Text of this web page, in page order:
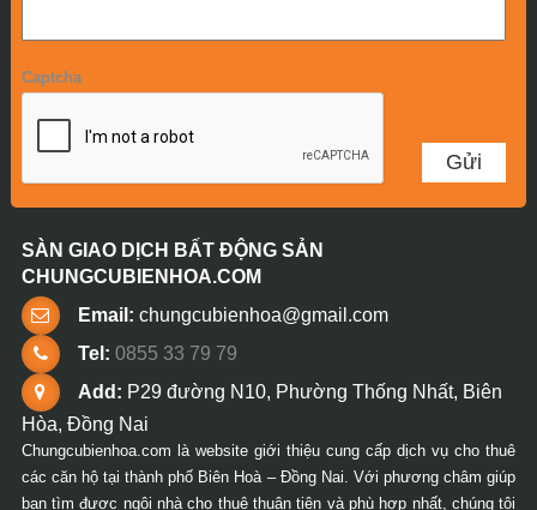
Captcha
SÀN GIAO DỊCH BẤT ĐỘNG SẢN
CHUNGCUBIENHOA.COM
Email: chungcubienhoa@gmail.com
Tel: 0855 33 79 79
Add: P29 đường N10, Phường Thống Nhất, Biên
Hòa, Đồng Nai
Chungcubienhoa.com là website giới thiệu cung cấp dịch vụ cho thuê
các căn hộ tại thành phố Biên Hoà – Đồng Nai. Với phương châm giúp
bạn tìm được ngôi nhà cho thuê thuận tiện và phù hợp nhất, chúng tôi